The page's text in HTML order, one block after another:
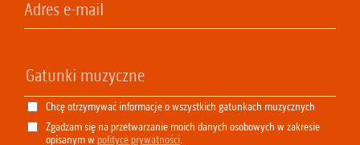
Chcę otrzymywać informacje o wszystkich gatunkach muzycznych
Zgadzam się na przetwarzanie moich danych osobowych w zakresie
opisanym w polityce prywatności.